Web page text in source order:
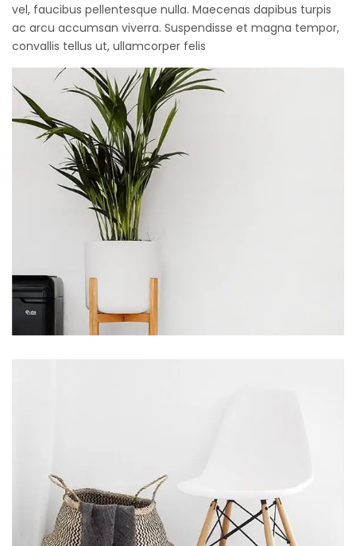
vel, faucibus pellentesque nulla. Maecenas dapibus turpis
ac arcu accumsan viverra. Suspendisse et magna tempor,
convallis tellus ut, ullamcorper felis